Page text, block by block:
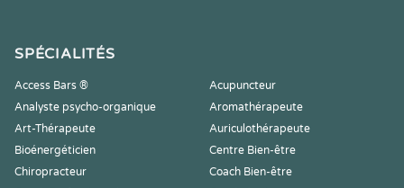
SPÉCIALITÉS
Access Bars ®
Acupuncteur
Analyste psycho-organique
Aromathérapeute
Art-Thérapeute
Auriculothérapeute
Bioénergéticien
Centre Bien-être
Chiropracteur
Coach Bien-être